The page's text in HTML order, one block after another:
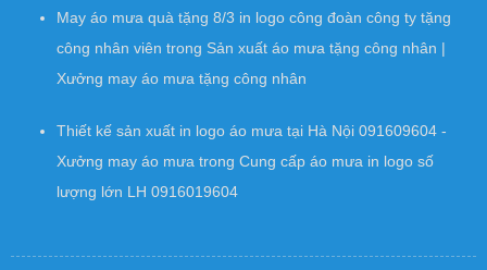
May áo mưa quà tặng 8/3 in logo công đoàn công ty tặng
công nhân viên trong Sản xuất áo mưa tặng công nhân |
Xưởng may áo mưa tặng công nhân
Thiết kế sản xuất in logo áo mưa tại Hà Nội 091609604 -
Xưởng may áo mưa trong Cung cấp áo mưa in logo số
lượng lớn LH 0916019604